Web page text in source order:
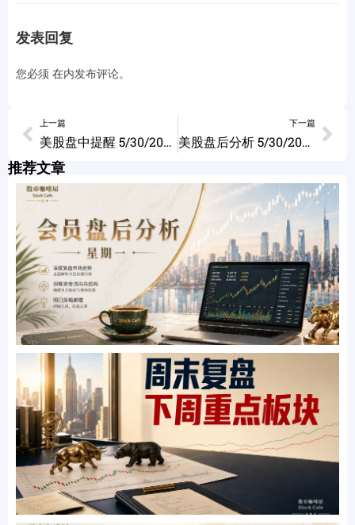
发表回复
您必须 在内发布评论。
上一篇
美股盘中提醒 5/30/2023
下一篇
美股盘后分析 5/30/2023
推荐文章